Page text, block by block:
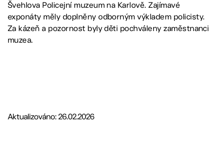
Švehlova Policejní muzeum na Karlově. Zajímavé
exponáty měly doplněny odborným výkladem policisty.
Za kázeň a pozornost byly děti pochváleny zaměstnanci
muzea.
Aktualizováno: 26.02.2026